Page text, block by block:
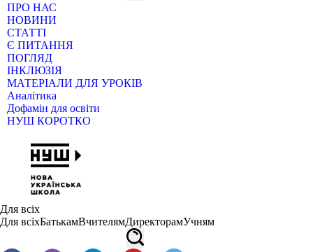
ПРО НАС
НОВИНИ
СТАТТІ
Є ПИТАННЯ
ПОГЛЯД
ІНКЛЮЗІЯ
МАТЕРІАЛИ ДЛЯ УРОКІВ
Аналітика
Дофамін для освіти
НУШ КОРОТКО
Для всіх
Для всіхБатькамВчителямДиректорамУчням